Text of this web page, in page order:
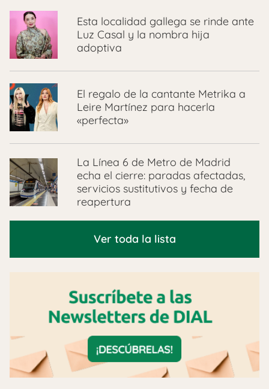
Esta localidad gallega se rinde ante
Luz Casal y la nombra hija
adoptiva
El regalo de la cantante Metrika a
Leire Martínez para hacerla
«perfecta»
La Línea 6 de Metro de Madrid
echa el cierre: paradas afectadas,
servicios sustitutivos y fecha de
reapertura
Ver toda la lista